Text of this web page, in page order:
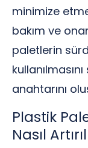
minimize
bakım ve
paletlerin
anahtarını
Plastik
Nasıl